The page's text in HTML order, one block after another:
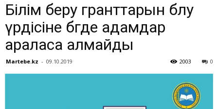
Білім беру гранттарын бөлу
үрдісіне бөгде адамдар
араласа алмайды
Martebe.kz - 09.10.2019 0
2003